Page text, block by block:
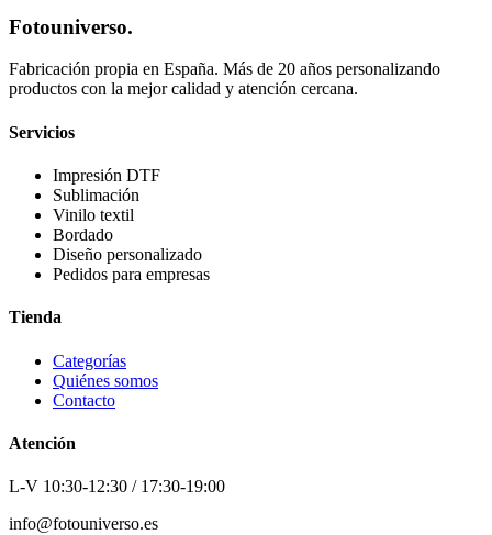
Fotouniverso.
Fabricación propia en España. Más de 20 años personalizando
productos con la mejor calidad y atención cercana.
Servicios
Impresión DTF
Sublimación
Vinilo textil
Bordado
Diseño personalizado
Pedidos para empresas
Tienda
Categorías
Quiénes somos
Contacto
Atención
L-V 10:30-12:30 / 17:30-19:00
info@fotouniverso.es